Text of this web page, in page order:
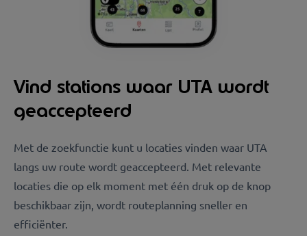
Vind stations waar UTA wordt
geaccepteerd
Met de zoekfunctie kunt u locaties vinden waar UTA
langs uw route wordt geaccepteerd. Met relevante
locaties die op elk moment met één druk op de knop
beschikbaar zijn, wordt routeplanning sneller en
efficiënter.